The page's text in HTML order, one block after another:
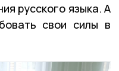
русского языка. А
свои силы в